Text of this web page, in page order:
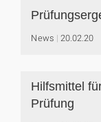
News 20.02.20
Hilfsmittel
Prüfung